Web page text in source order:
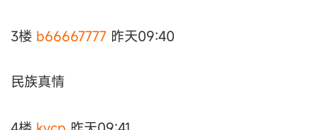
3楼 b66667777 昨天09:40
民族真情